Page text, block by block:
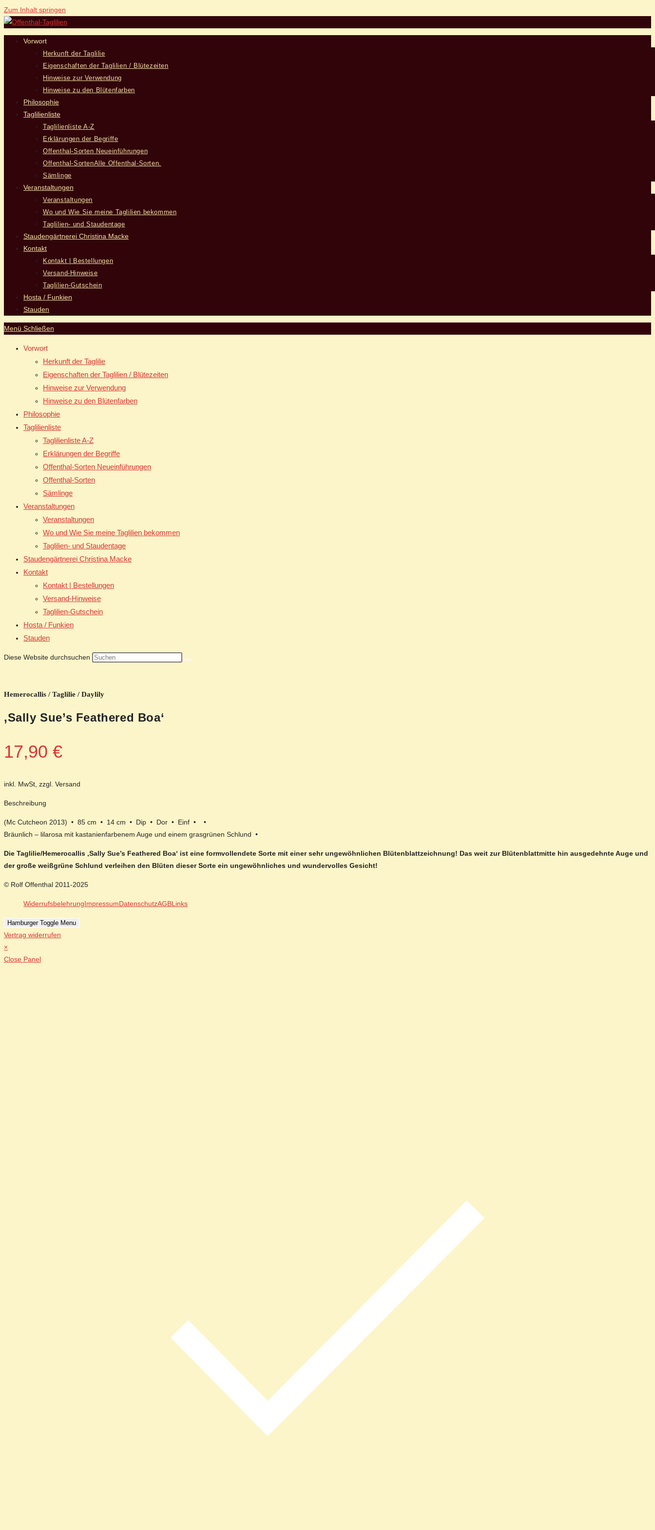
Zum Inhalt springen
Vorwort
Herkunft der Taglilie
Eigenschaften der Taglilien / Blütezeiten
Hinweise zur Verwendung
Hinweise zu den Blütenfarben
Philosophie
Taglilienliste
Taglilienliste A-Z
Erklärungen der Begriffe
Offenthal-Sorten Neueinführungen
Offenthal-SortenAlle Offenthal-Sorten.
Sämlinge
Veranstaltungen
Veranstaltungen
Wo und Wie Sie meine Taglilien bekommen
Taglilien- und Staudentage
Staudengärtnerei Christina Macke
Kontakt
Kontakt | Bestellungen
Versand-Hinweise
Taglilien-Gutschein
Hosta / Funkien
Stauden
Menü Schließen
Vorwort
Herkunft der Taglilie
Eigenschaften der Taglilien / Blütezeiten
Hinweise zur Verwendung
Hinweise zu den Blütenfarben
Philosophie
Taglilienliste
Taglilienliste A-Z
Erklärungen der Begriffe
Offenthal-Sorten Neueinführungen
Offenthal-Sorten
Sämlinge
Veranstaltungen
Veranstaltungen
Wo und Wie Sie meine Taglilien bekommen
Taglilien- und Staudentage
Staudengärtnerei Christina Macke
Kontakt
Kontakt | Bestellungen
Versand-Hinweise
Taglilien-Gutschein
Hosta / Funkien
Stauden
Diese Website durchsuchen
Hemerocallis / Taglilie / Daylily
‚Sally Sue’s Feathered Boa‘
17,90 €
inkl. MwSt, zzgl. Versand
Beschreibung
(Mc Cutcheon 2013) • 85 cm • 14 cm • Dip • Dor • Einf • •
Bräunlich – lilarosa mit kastanienfarbenem Auge und einem grasgrünen Schlund •
Die Taglilie/Hemerocallis ‚Sally Sue’s Feathered Boa‘ ist eine formvollendete Sorte mit einer sehr ungewöhnlichen Blütenblattzeichnung! Das weit zur Blütenblattmitte hin ausgedehnte Auge und
der große weißgrüne Schlund verleihen den Blüten dieser Sorte ein ungewöhnliches und wundervolles Gesicht!
© Rolf Offenthal 2011-2025
WiderrufsbelehrungImpressumDatenschutzAGBLinks
Hamburger Toggle Menu
Vertrag widerrufen
×
Close Panel